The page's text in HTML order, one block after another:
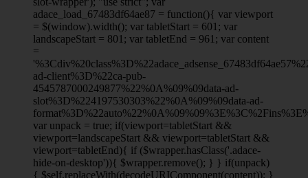
adace_load_67483df64ae87 = function(){ var viewport
= $(window).width(); var tabletStart = 601; var
landscapeStart = 801; var tabletEnd = 961; var content
=
ad-client%3D%22ca-pub-
4545787000249877%22%0A%09%09data-ad-
slot%3D%224197530303%22%0A%09%09data-ad-
var unpack = true; if(viewport=tabletStart &&
viewport=landscapeStart && viewport=tabletStart &&
viewport=tabletEnd){ if ($wrapper.hasClass('.adace-
hide-on-desktop')){ $wrapper.remove(); } } if(unpack)
{ $self.replaceWith(decodeURIComponent(content)); }